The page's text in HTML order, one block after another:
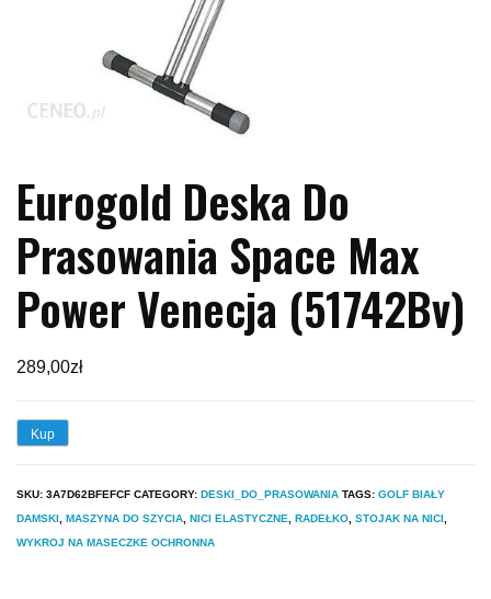
Eurogold Deska Do
Prasowania Space Max
Power Venecja (51742Bv)
289,00zł
Kup
SKU: 3A7D62BFEFCF CATEGORY: DESKI_DO_PRASOWANIA TAGS: GOLF BIAŁY
DAMSKI , MASZYNA DO SZYCIA, NICI ELASTYCZNE, RADEŁKO, STOJAK NA NICI ,
WYKROJ NA MASECZKE OCHRONNA